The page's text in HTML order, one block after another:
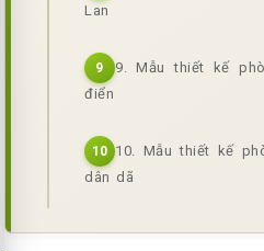
Lan
9
9. Mẫu thiết kế
điển
10 10. Mẫu thiết kế
dân dã